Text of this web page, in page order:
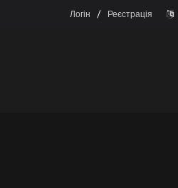
Логін / Реєстрація